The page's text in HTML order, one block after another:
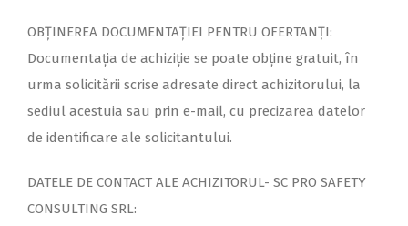
OBȚINEREA DOCUMENTAȚIEI PENTRU OFERTANȚI:
Documentaţia de achiziţie se poate obţine gratuit, în
urma solicitării scrise adresate direct achizitorului, la
sediul acestuia sau prin e-mail, cu precizarea datelor
de identificare ale solicitantului.
DATELE DE CONTACT ALE ACHIZITORUL- SC PRO SAFETY
CONSULTING SRL: